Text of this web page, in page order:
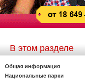
В этом разделе
Общая информация
Национальные парки